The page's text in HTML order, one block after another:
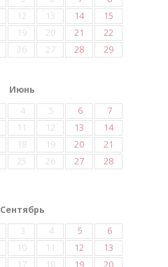
12 13 14
15
19 20 21
22
26 27 28
29
Июнь
4 5 6
7
11 12 13
14
18 19 20
21
25 26 27
28
Сентябрь
3 4 5
6
10 11 12
13
17 18 19
20